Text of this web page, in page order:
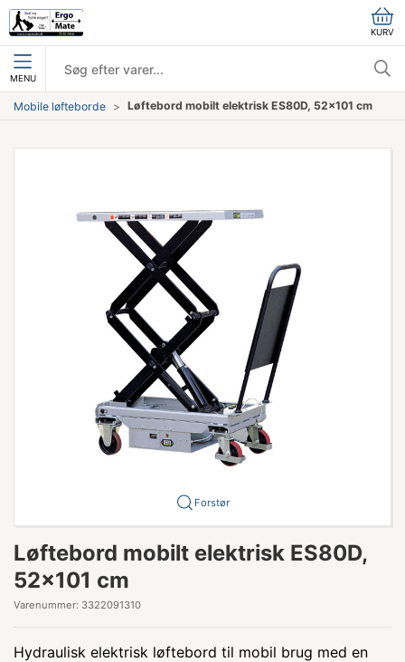
KURV
MENU
Mobile løfteborde Løftebord mobilt elektrisk ES80D, 52x101 cm
Forstør
Løftebord mobilt elektrisk ES80D,
52x101 cm
Varenummer: 3322091310
Hydraulisk elektrisk løftebord til mobil brug med en